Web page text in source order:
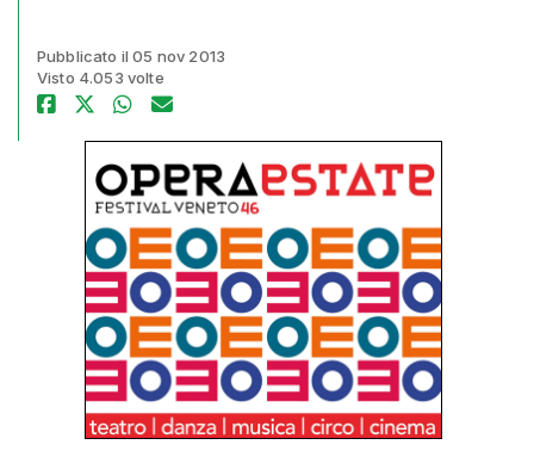
Pubblicato il 05 nov 2013
Visto 4.053 volte